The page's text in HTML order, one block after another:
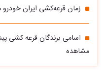
زمان قرعه‌کشی ایران
اسامی برندگان قرعه کشی
مشاهده